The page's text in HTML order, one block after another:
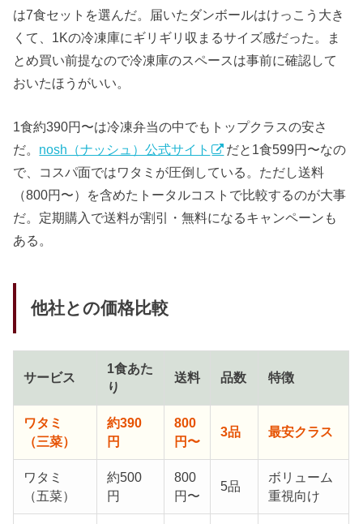
は7食セットを選んだ。届いたダンボールはけっこう大き
くて、1Kの冷凍庫にギリギリ収まるサイズ感だった。ま
とめ買い前提なので冷凍庫のスペースは事前に確認して
おいたほうがいい。
1食約390円〜は冷凍弁当の中でもトップクラスの安さ
だ。 nosh（ナッシュ）公式サイト
だと1食599円〜なの
で、コスパ面ではワタミが圧倒している。ただし送料
（800円〜）を含めたトータルコストで比較するのが大事
だ。定期購入で送料が割引・無料になるキャンペーンも
ある。
他社との価格比較
サービス
1食あた
り
送料 品数 特徴
ワタミ
（三菜）
約390
円
800
円〜
3品 最安クラス
ワタミ
（五菜）
約500
円
800
円〜
5品
ボリューム
重視向け